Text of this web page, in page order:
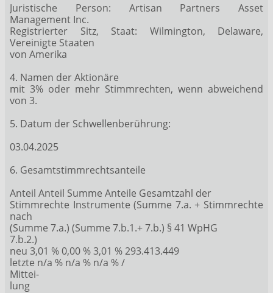
Juristische Person: Artisan Partners Asset
Management Inc.
Registrierter Sitz, Staat: Wilmington, Delaware,
Vereinigte Staaten
von Amerika
4. Namen der Aktionäre
mit 3% oder mehr Stimmrechten, wenn abweichend
von 3.
5. Datum der Schwellenberührung:
03.04.2025
6. Gesamtstimmrechtsanteile
Anteil Anteil Summe Anteile Gesamtzahl der
Stimmrechte Instrumente (Summe 7.a. + Stimmrechte
nach
(Summe 7.a.) (Summe 7.b.1.+ 7.b.) § 41 WpHG
7.b.2.)
neu 3,01 % 0,00 % 3,01 % 293.413.449
letzte n/a % n/a % n/a % /
Mittei-
lung